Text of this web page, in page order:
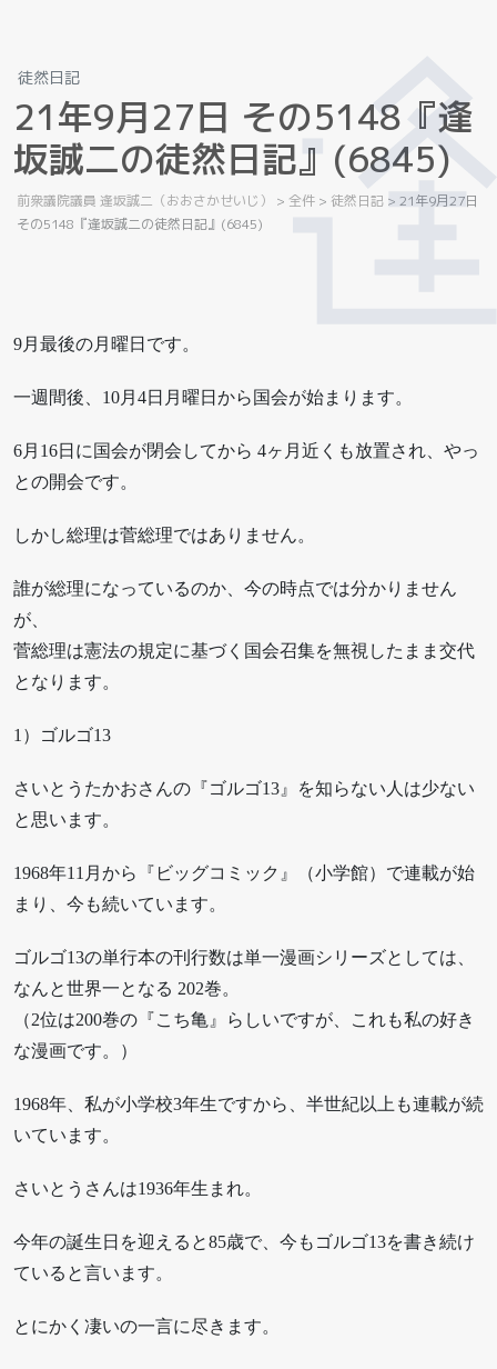
徒然日記
21年9月27日 その5148 『逢
坂誠二の徒然日記』 (6845)
前衆議院議員 逢坂誠二（おおさかせいじ） > 全件 > 徒然日記 >21年9月27日
その5148『逢坂誠二の徒然日記』(6845)
9月最後の月曜日です。
一週間後、10月4日月曜日から国会が始まります。
6月16日に国会が閉会してから 4ヶ月近くも放置され、やっ
との開会です。
しかし総理は菅総理ではありません。
誰が総理になっているのか、今の時点では分かりません
が、
菅総理は憲法の規定に基づく国会召集を無視したまま交代
となります。
1）ゴルゴ13
さいとうたかおさんの『ゴルゴ13』を知らない人は少ない
と思います。
1968年11月から『ビッグコミック』（小学館）で連載が始
まり、今も続いています。
ゴルゴ13の単行本の刊行数は単一漫画シリーズとしては、
なんと世界一となる 202巻。
（2位は200巻の『こち亀』らしいですが、これも私の好き
な漫画です。）
1968年、私が小学校3年生ですから、半世紀以上も連載が続
いています。
さいとうさんは1936年生まれ。
今年の誕生日を迎えると85歳で、今もゴルゴ13を書き続け
ていると言います。
とにかく凄いの一言に尽きます。